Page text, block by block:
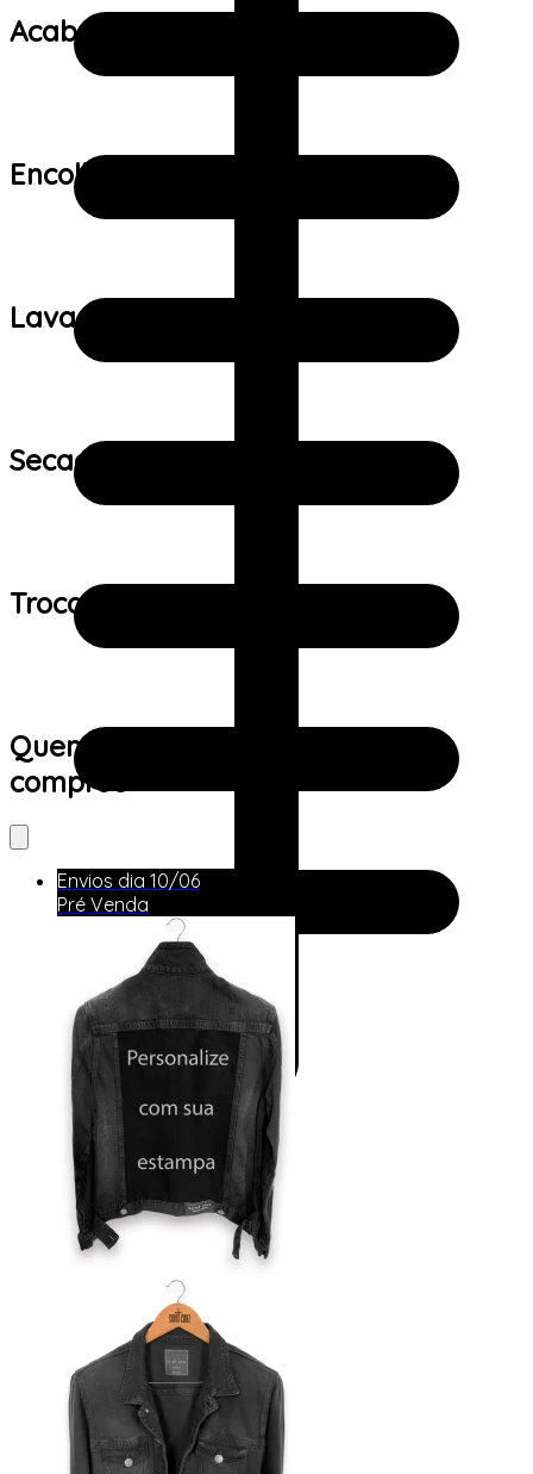
Acabamento:
Encolhimento:
Lavagem:
Secagem:
Trocas e devoluções:
Quem viu este produto também
comprou